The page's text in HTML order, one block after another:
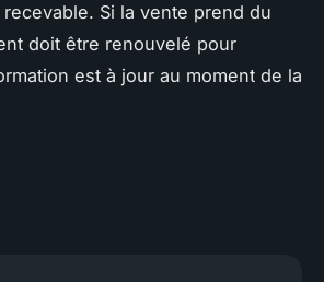
recevable. Si la vente prend du
doit être renouvelé pour
est à jour au moment de la